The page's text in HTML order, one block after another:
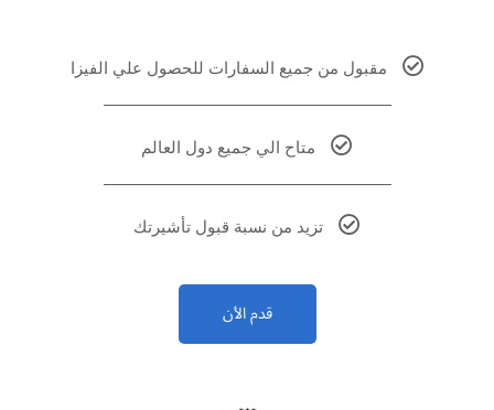
مقبول من جميع السفارات للحصول علي الفيزا
متاح الي جميع دول العالم
تزيد من نسبة قبول تأشيرتك
قدم الأن